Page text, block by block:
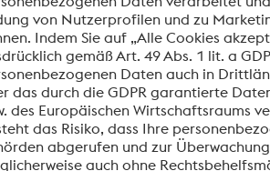
Wir benötigen Ihre
YouTube Video-